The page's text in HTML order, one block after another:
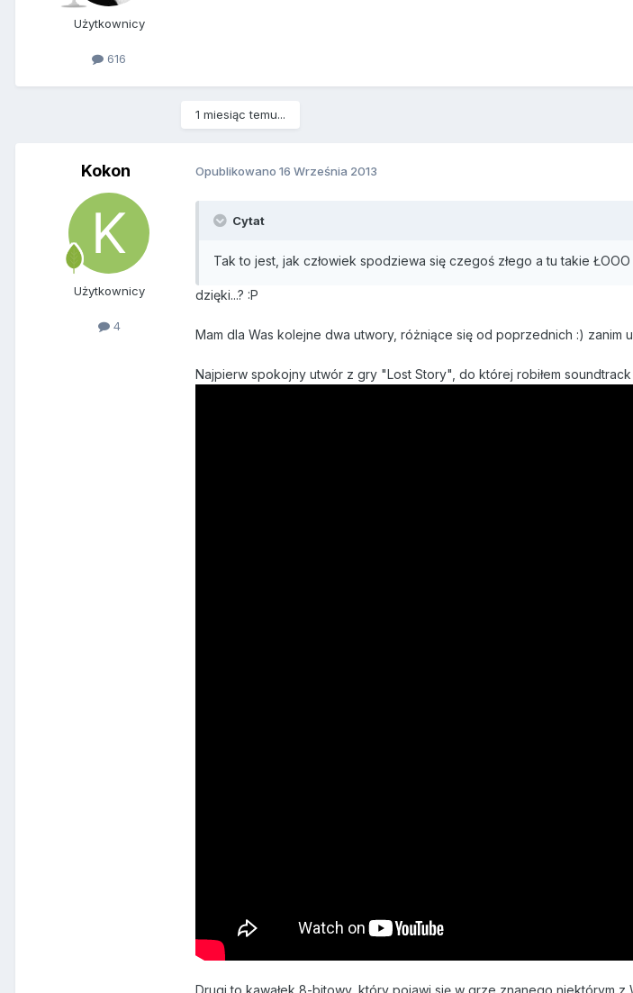
Użytkownicy
616
1 miesiąc temu...
Kokon
Użytkownicy
4
Opublikowano 16 Września 2013
Cytat
Tak to jest, jak człowiek spodziewa się czegoś złego a tu takie ŁOOO
dzięki...? :P
Mam dla Was kolejne dwa utwory, różniące się od poprzednich :)
Najpierw spokojny utwór z gry "Lost Story", do której robiłem
Drugi to kawałek 8-bitowy, który pojawi się w grze znanego niektórym z